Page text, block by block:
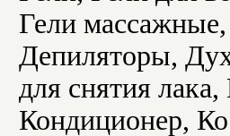
Гели
Депиляторы,
для снятия
Кондиционер,